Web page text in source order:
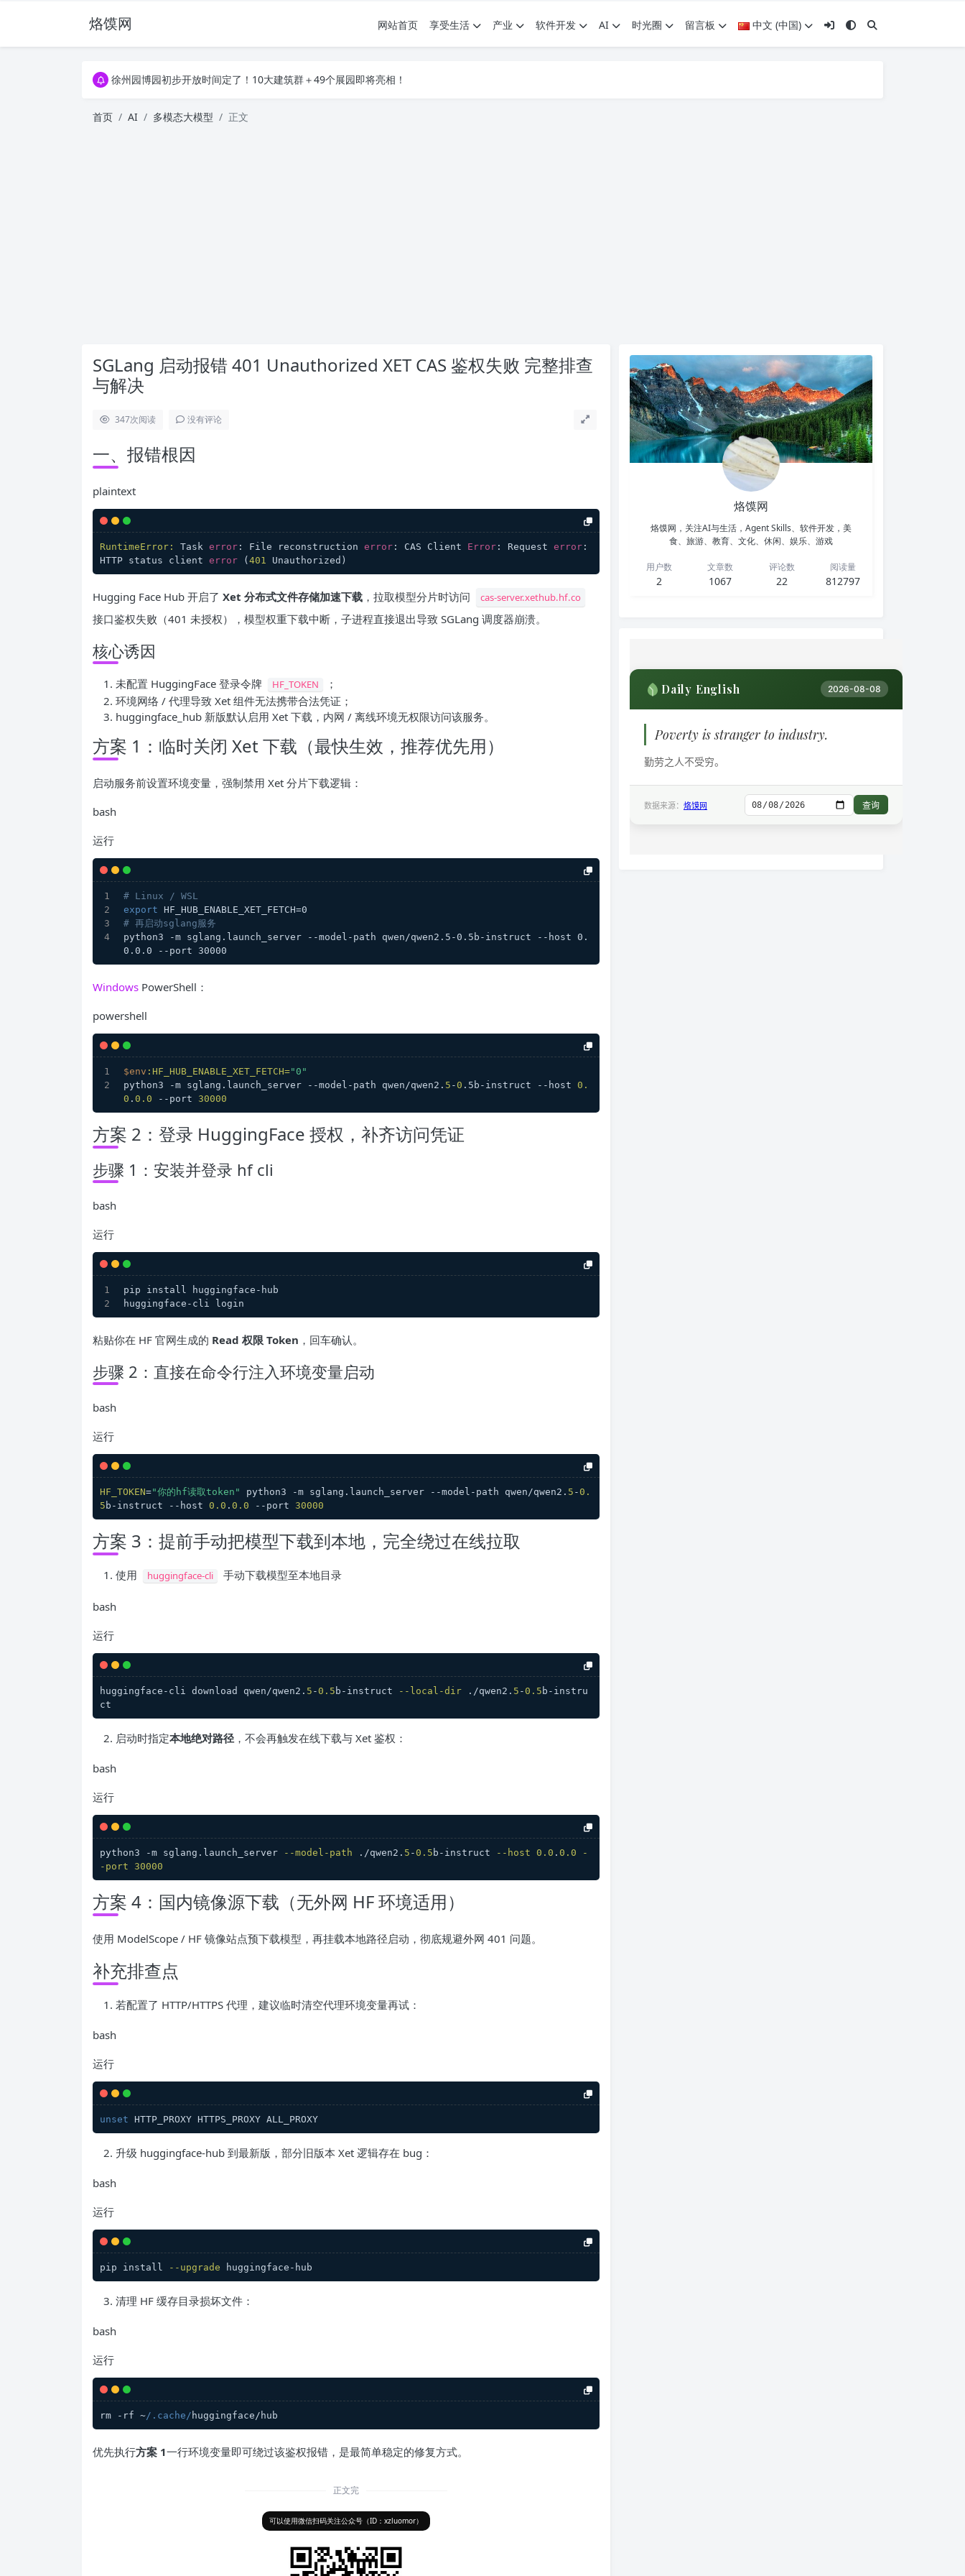
烙馍网 网站首页 享受生活 产业 软件开发 AI 时光圈 留言板 中文 (中国)
16796个OpenClaw Skills合集下载｜总2.7G，压缩后仅738M，覆盖全场景技能
16796个OpenClaw Skills合集下载｜总2.7G，压缩后仅738M，覆盖全场景技能
首页
AI 多模态大模型 正文
SGLang 启动报错 401 Unauthorized XET CAS 鉴权失败 完整排查
与解决
347次阅读 没有评论
一、报错根因
plaintext
RuntimeError: Task error : File reconstruction error : CAS Client Error : Request error :
HTTP status client error ( 401
Hugging Face Hub 开启了 Xet 分布式文件存储加速下载 ，拉取模型分片时访问 cas-server.xethub.hf.co
接口鉴权失败（401 未授权），模型权重下载中断，子进程直接退出导致 SGLang 调度器崩溃。
核心诱因
未配置 HuggingFace 登录令牌 HF_TOKEN
；
环境网络 / 代理导致 Xet 组件无法携带合法凭证；
huggingface_hub 新版默认启用 Xet 下载，内网 / 离线环境无权限访问该服务。
方案 1：临时关闭 Xet 下载（最快生效，推荐优先用）
启动服务前设置环境变量，强制禁用 Xet 分片下载逻辑：
bash
运行
# Linux / WSL
export HF_HUB_ENABLE_XET_FETCH=0
# 再启动sglang服务
python3 -m sglang.launch_server --model-path qwen/qwen2.5-0.5b-instruct --host 0.
0.0.0 --port 30000
Windows PowerShell：
powershell
$env :HF_HUB_ENABLE_XET_FETCH="0"
python3 -m sglang.launch_server --model-path qwen/qwen2. 5 -0 .5b-instruct --host 0.
0 . 0.0 --port 30000
方案 2：登录 HuggingFace 授权，补齐访问凭证
步骤 1：安装并登录 hf cli
bash
运行
pip install huggingface-hub
huggingface-cli login
粘贴你在 HF 官网生成的 Read 权限 Token ，回车确认。
步骤 2：直接在命令行注入环境变量启动
bash
运行
HF_TOKEN="你的hf读取token" python3 -m sglang.launch_server --model-path qwen/qwen2. 5 -0.
5 b-instruct --host 0.0 . 0.0 --port 30000
方案 3：提前手动把模型下载到本地，完全绕过在线拉取
使用 huggingface-cli 手动下载模型至本地目录
bash
运行
huggingface-cli download qwen/qwen2. 5 -0.5 b-instruct --local-dir ./qwen2. 5 -0.5 b-instru
启动时指定本地绝对路径，不会再触发在线下载与 Xet 鉴权：
bash
运行
python3 -m sglang .launch_server --model-path ./qwen2. 5 -0.5 b-instruct --host 0.0 . 0.0
-
-port
30000
方案 4：国内镜像源下载（无外网 HF 环境适用）
使用 ModelScope / HF 镜像站点预下载模型，再挂载本地路径启动，彻底规避外网 401 问题。
补充排查点
若配置了 HTTP/HTTPS 代理，建议临时清空代理环境变量再试：
bash
运行
unset
升级 huggingface-hub 到最新版，部分旧版本 Xet 逻辑存在 bug：
bash
运行
pip install --upgrade
清理 HF 缓存目录损坏文件：
bash
运行
rm -rf ~/.cache/
优先执行方案 1一行环境变量即可绕过该鉴权报错，是最简单稳定的修复方式。
正文完
可以使用微信扫码关注公众号（ID：xzluomor）
烙馍网
烙馍网，关注AI与生活，Agent Skills、软件开发，美
食、旅游、教育、文化、休闲、娱乐、游戏
用户数
2
文章数
1067
评论数
22
阅读量
812797